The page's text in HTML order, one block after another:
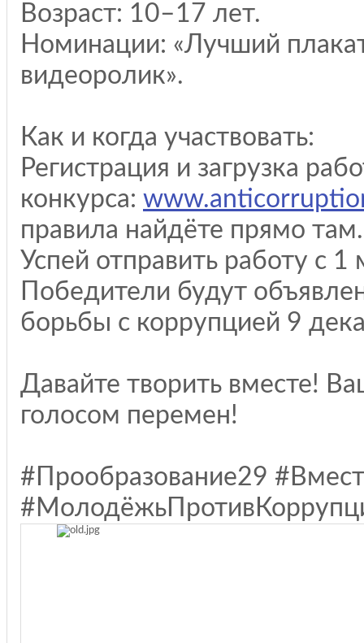
Возраст: 10–17 лет.
Номинации: «Лучший
видеоролик».
Как и когда участвовать:
Регистрация и загрузка
конкурса:
правила найдёте прямо там.
Успей отправить работу с
Победители будут
борьбы с коррупцией 9
Давайте творить вместе!
голосом перемен!
#Прообразование29